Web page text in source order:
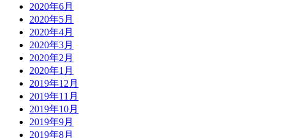
2020年6月
2020年5月
2020年4月
2020年3月
2020年2月
2020年1月
2019年12月
2019年11月
2019年10月
2019年9月
2019年8月